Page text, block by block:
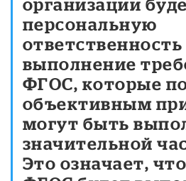
персональную
ответственность
выполнение
ФГОС, которые
объективным
могут быть
значительной
Это означает,